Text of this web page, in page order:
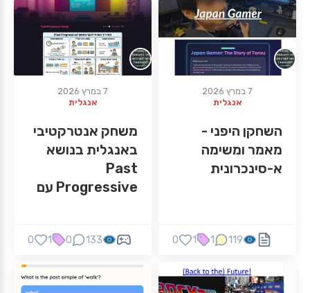
7 במרץ 2026
אנגלית
השחקן היפני -
מאמר ומשימה
א-סינכרונית
119
1
1
0
7 במרץ 2026
אנגלית
משחק אנטרקטיבי
באנגלית בנושא
Past
Progressive עם
133
0
1
0